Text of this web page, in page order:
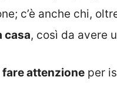
c’è anche chi,
casa, così da avere
attenzione per